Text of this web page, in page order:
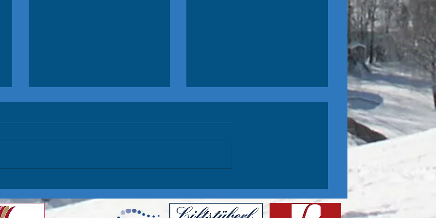
ÖSV Schülertestrennen
Zauchensee
sensationellen Plätzen 4 für Jakob
den ÖSV Schülertestrennen am...
Slalom Hohentauern
Unsere Schüler sind auch im Slalom
P3 Paolo Nico leider NIZ im 2., aber